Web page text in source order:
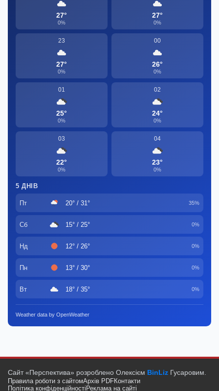
27°
0%
27°
0%
23
27°
0%
00
26°
0%
01
25°
0%
02
24°
0%
03
22°
0%
04
23°
0%
5 ДНІВ
Пт 20° / 31° 35%
Сб 15° / 25° 0%
Нд 12° / 26° 0%
Пн 13° / 30° 0%
Вт 18° / 35° 0%
Weather data by OpenWeather
Сайт «Перспектива» розроблено Олексієм BinLiz Гусаровим.
Правила роботи з сайтомАрхів PDFКонтакти
Політика конфіденційності Реклама на сайті